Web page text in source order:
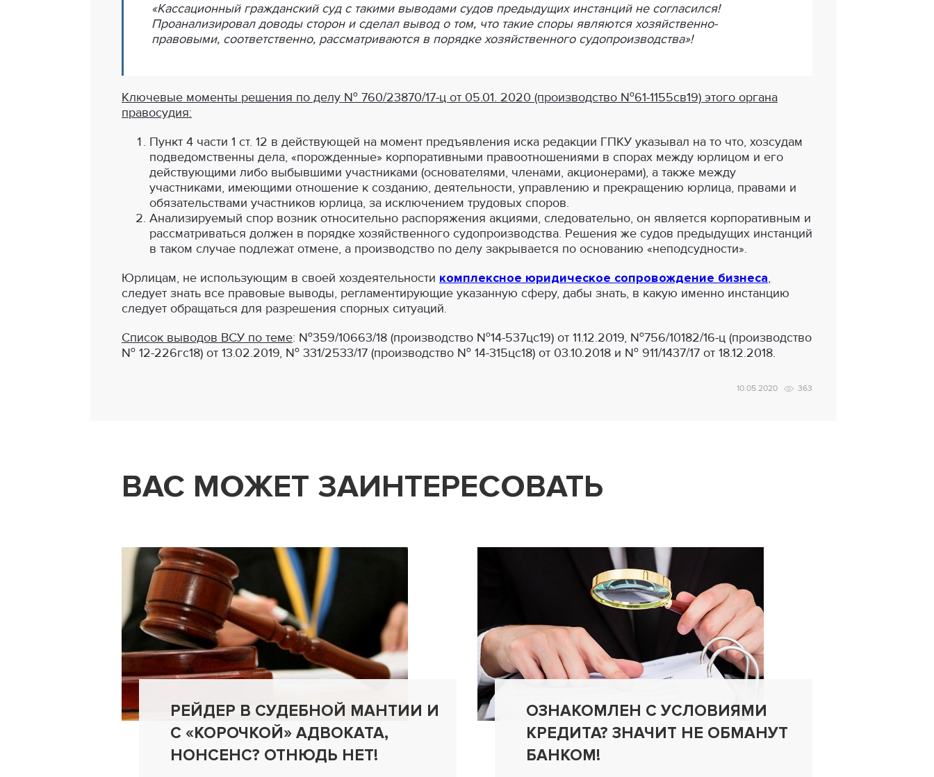
«Кассационный гражданский суд с такими выводами судов предыдущих инстанций не согласился!
Проанализировал доводы сторон и сделал вывод о том, что такие споры являются хозяйственно-
правовыми, соответственно, рассматриваются в порядке хозяйственного судопроизводства»!
Ключевые моменты решения по делу № 760/23870/17-ц от 05.01. 2020 (производство №61-1155св19) этого органа
правосудия:
Пункт 4 части 1 ст. 12 в действующей на момент предъявления иска редакции ГПКУ указывал на то что, хозсудам
подведомственны дела, «порожденные» корпоративными правоотношениями в спорах между юрлицом и его
действующими либо выбывшими участниками (основателями, членами, акционерами), а также между
участниками, имеющими отношение к созданию, деятельности, управлению и прекращению юрлица, правами и
обязательствами участников юрлица, за исключением трудовых споров.
Анализируемый спор возник относительно распоряжения акциями, следовательно, он является корпоративным и
рассматриваться должен в порядке хозяйственного судопроизводства. Решения же судов предыдущих инстанций
в таком случае подлежат отмене, а производство по делу закрывается по основанию «неподсудности».
Юрлицам, не использующим в своей хоздеятельности комплексное юридическое сопровождение бизнеса,
следует знать все правовые выводы, регламентирующие указанную сферу, дабы знать, в какую именно инстанцию
следует обращаться для разрешения спорных ситуаций.
Список выводов ВСУ по теме: №359/10663/18 (производство №14-537цс19) от 11.12.2019, №756/10182/16-ц (производство
№ 12-226гс18) от 13.02.2019, № 331/2533/17 (производство № 14-315цс18) от 03.10.2018 и № 911/1437/17 от 18.12.2018.
10.05.2020 363
ВАС МОЖЕТ ЗАИНТЕРЕСОВАТЬ
РЕЙДЕР В СУДЕБНОЙ МАНТИИ И
С «КОРОЧКОЙ» АДВОКАТА,
НОНСЕНС? ОТНЮДЬ НЕТ!
ОЗНАКОМЛЕН С УСЛОВИЯМИ
КРЕДИТА? ЗНАЧИТ НЕ ОБМАНУТ
БАНКОМ!